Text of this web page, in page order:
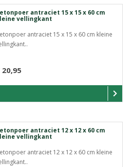
antraciet 15 x 15 x 60 cm
vellingkant
antraciet 15 x 15 x 60 cm kleine
20,95
antraciet 12 x 12 x 60 cm
vellingkant
antraciet 12 x 12 x 60 cm kleine